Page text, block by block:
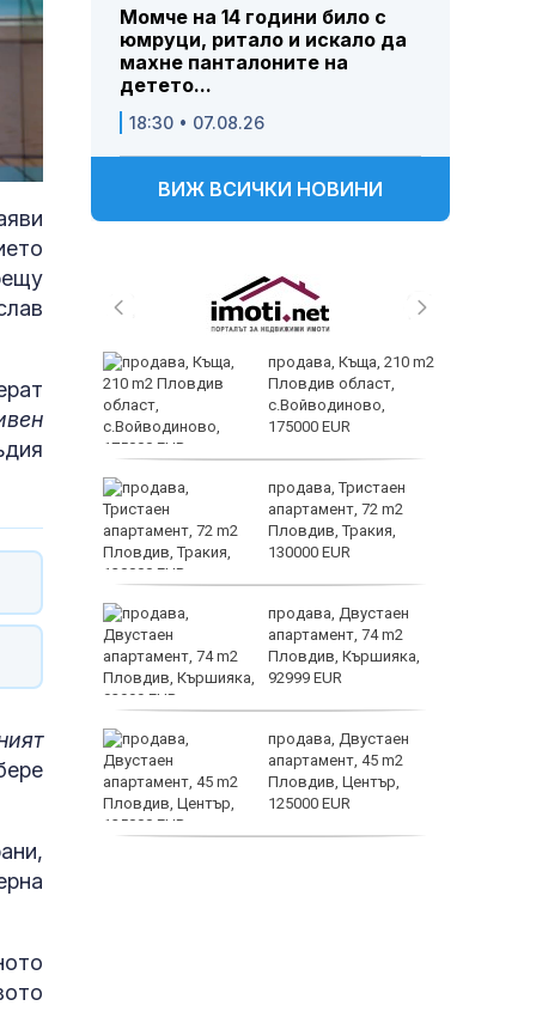
Момче на 14 години било с
юмруци, ритало и искало да
махне панталоните на
детето...
18:30 • 07.08.26
ВИЖ ВСИЧКИ НОВИНИ
при
продава, Къща, 210 m2
Пловдив област,
с.Войводиново,
175000 EUR
продава, Тристаен
апартамент, 72 m2
Пловдив, Тракия,
130000 EUR
продава, Двустаен
апартамент, 74 m2
Пловдив, Кършияка,
92999 EUR
продава, Двустаен
апартамент, 45 m2
Пловдив, Център,
125000 EUR